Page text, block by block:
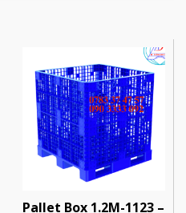
Pallet Box 1.2M-1123 –